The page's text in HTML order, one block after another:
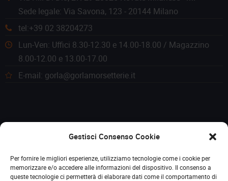
Gestisci Consenso Cookie
Per fornire le migliori esperienze, utilizziamo tecnologie come i cookie per
memorizzare e/o accedere alle informazioni del dispositivo. Il consenso a
queste tecnologie ci permetterà di elaborare dati come il comportamento di
Sede legale: Via Savona, 123 - 20144 Milano
tel:+39 02 38204273
Lun-Ven: Uffici 8.30-12.30 e 14.00-18.00 / Magazzino
8.00-12.00 e 13.00-17.00
E-mail: gorla@gorlamorsetterie.it